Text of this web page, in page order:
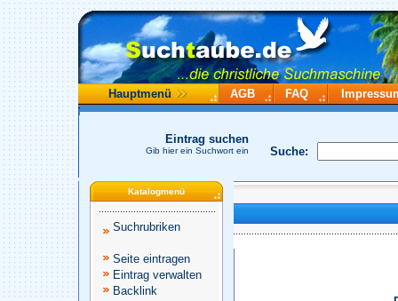
Hauptmenü AGB FAQ
Suche:
Eintrag suchen
Gib hier ein Suchwort ein
Katalogmenü
Suchrubriken
Seite eintragen
Eintrag verwalten
Backlink